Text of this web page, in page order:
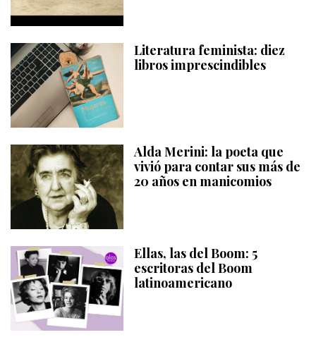
Literatura feminista: diez
libros imprescindibles
Alda Merini: la poeta que
vivió para contar sus más de
20 años en manicomios
Ellas, las del Boom: 5
escritoras del Boom
latinoamericano